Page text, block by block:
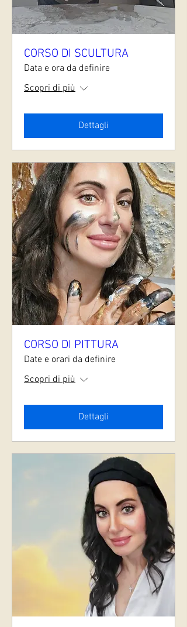
CORSO DI SCULTURA
Data e ora da definire
Scopri di più
Dettagli
CORSO DI PITTURA
Date e orari da definire
Scopri di più
Dettagli